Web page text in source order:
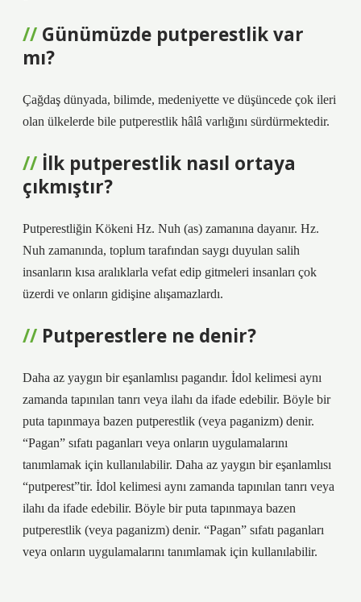
Günümüzde putperestlik var
mı?
Çağdaş dünyada, bilimde, medeniyette ve düşüncede çok ileri
olan ülkelerde bile putperestlik hâlâ varlığını sürdürmektedir.
İlk putperestlik nasıl ortaya
çıkmıştır?
Putperestliğin Kökeni Hz. Nuh (as) zamanına dayanır. Hz.
Nuh zamanında, toplum tarafından saygı duyulan salih
insanların kısa aralıklarla vefat edip gitmeleri insanları çok
üzerdi ve onların gidişine alışamazlardı.
Putperestlere ne denir?
Daha az yaygın bir eşanlamlısı pagandır. İdol kelimesi aynı
zamanda tapınılan tanrı veya ilahı da ifade edebilir. Böyle bir
puta tapınmaya bazen putperestlik (veya paganizm) denir.
“Pagan” sıfatı paganları veya onların uygulamalarını
tanımlamak için kullanılabilir. Daha az yaygın bir eşanlamlısı
“putperest”tir. İdol kelimesi aynı zamanda tapınılan tanrı veya
ilahı da ifade edebilir. Böyle bir puta tapınmaya bazen
putperestlik (veya paganizm) denir. “Pagan” sıfatı paganları
veya onların uygulamalarını tanımlamak için kullanılabilir.